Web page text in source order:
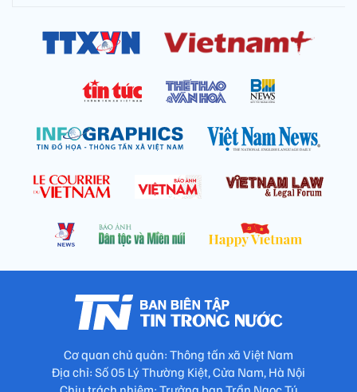
Cơ quan chủ quản: Thông tấn xã Việt Nam
Địa chỉ: Số 05 Lý Thường Kiệt, Cửa Nam, Hà Nội